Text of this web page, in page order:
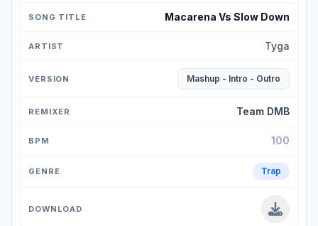
Macarena Vs Slow Down
Tyga
Mashup - Intro - Outro
Team DMB
100
Trap